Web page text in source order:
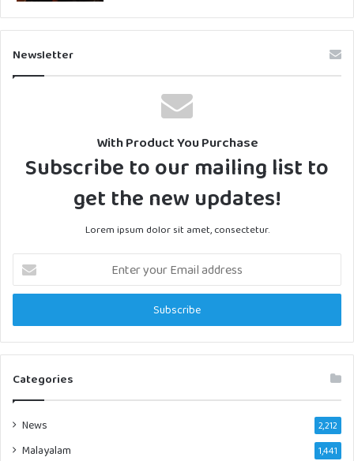
Newsletter
With Product You Purchase
Subscribe to our mailing list to
get the new updates!
Lorem ipsum dolor sit amet, consectetur.
Enter
your
Email
Categories
News 2,212
Malayalam 1,441